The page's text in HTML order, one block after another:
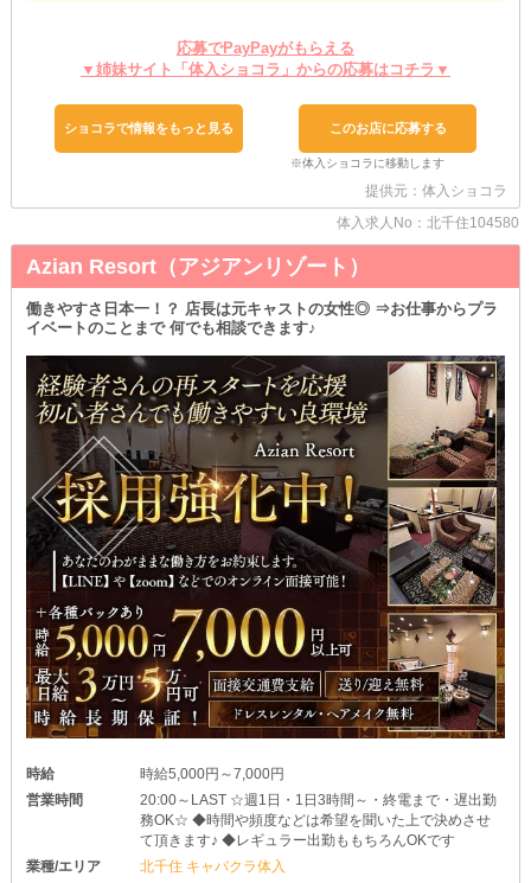
当店では衣装のレンタルが可能です◎
事前に実費で用意する必要なし！
最低限のコストでお仕事を始められます♪
◆飲まなくても大丈夫◆
お酒が苦手な方に朗報です！
【グレイス】ではソフトドリンクで接客OK◎
無理に飲酒しなくてもいいので、自分の体調や体質を優先しながら
もし、お客様から勧められて断りづらければ、スタッフをお呼びく
間に入ってしっかりフォローします◎
◆少ない日数でも稼げる◆
当店は《土曜日》もOPEN◎
週末は特に新規のお客様が増える、いわば“稼ぎ時”です！
応募でPayPayがもらえる
▼姉妹サイト「体入ショコラ」からの応募はコチラ▼
ショコラで情報をもっと見る このお店に応募する
提供元：体入ショコラ
体入求人No：北千住104580
Azian Resort（アジアンリゾート）
働きやすさ日本一！？ 店長は元キャストの女性◎ ⇒お仕事からプラ
イベートのことまで 何でも相談できます♪
時給
時給5,000円～7,000円
営業時間
20:00～LAST ☆週1日・1日3時間～・終電まで・遅出勤
務OK☆ ◆時間や頻度などは希望を聞いた上で決めさせ
て頂きます♪ ◆レギュラー出勤ももちろんOKです
業種/エリア
北千住 キャバクラ体入